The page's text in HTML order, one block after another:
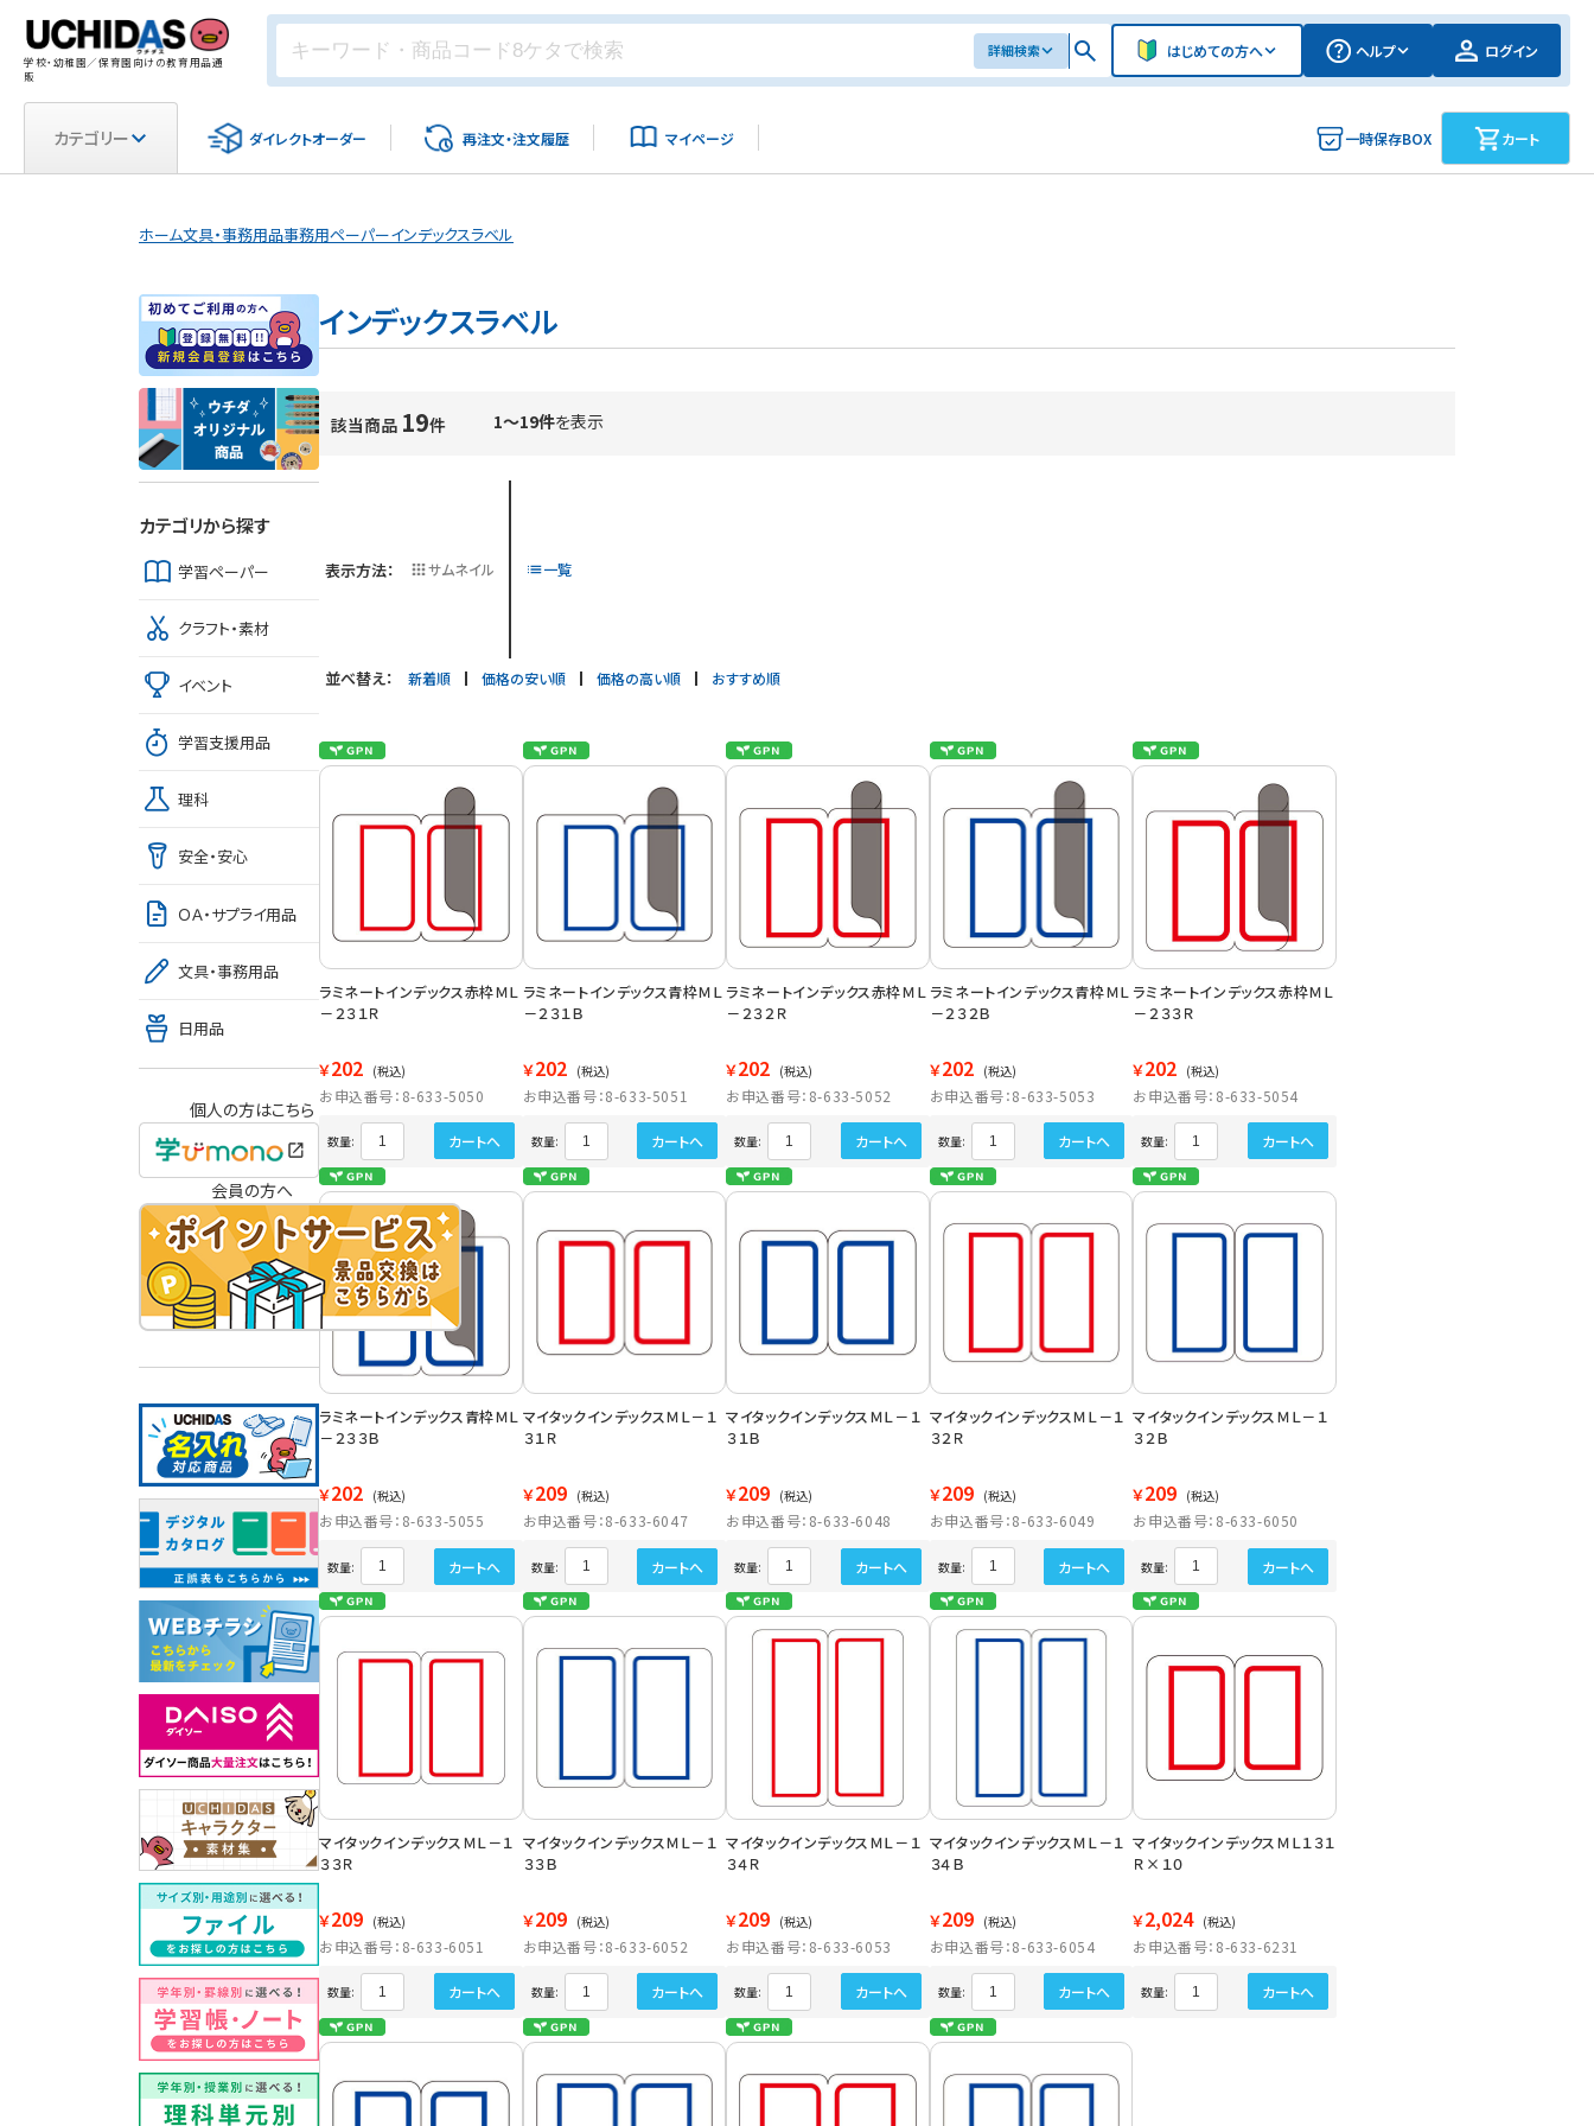
学校・幼稚園／保育園向けの教育用品通
販
詳細検索 はじめての方へ ヘルプ ログイン
カテゴリー ダイレクトオーダー 再注文・注文履歴 マイページ 一時保存BOX カート
ホーム文具・事務用品事務用ペーパーインデックスラベル
インデックスラベル
該当商品 19件 1～19件を表示
表示方法： サムネイル 一覧
並べ替え： 新着順 価格の安い順 価格の高い順 おすすめ順
ラミネートインデックス赤枠ＭＬ
－２３１Ｒ
￥202 (税込)
お申込番号：8-633-5050
数量: カートへ
ラミネートインデックス青枠ＭＬ
－２３１Ｂ
￥202 (税込)
お申込番号：8-633-5051
数量: カートへ
ラミネートインデックス赤枠ＭＬ
－２３２Ｒ
￥202 (税込)
お申込番号：8-633-5052
数量: カートへ
ラミネートインデックス青枠ＭＬ
－２３２Ｂ
￥202 (税込)
お申込番号：8-633-5053
数量: カートへ
ラミネートインデックス赤枠ＭＬ
－２３３Ｒ
￥202 (税込)
お申込番号：8-633-5054
数量: カートへ
ラミネートインデックス青枠ＭＬ
－２３３Ｂ
￥202 (税込)
お申込番号：8-633-5055
数量: カートへ
マイタックインデックスＭＬ－１
３１Ｒ
￥209 (税込)
お申込番号：8-633-6047
数量: カートへ
マイタックインデックスＭＬ－１
３１Ｂ
￥209 (税込)
お申込番号：8-633-6048
数量: カートへ
マイタックインデックスＭＬ－１
３２Ｒ
￥209 (税込)
お申込番号：8-633-6049
数量: カートへ
マイタックインデックスＭＬ－１
３２Ｂ
￥209 (税込)
お申込番号：8-633-6050
数量: カートへ
マイタックインデックスＭＬ－１
３３Ｒ
￥209 (税込)
お申込番号：8-633-6051
数量: カートへ
マイタックインデックスＭＬ－１
３３Ｂ
￥209 (税込)
お申込番号：8-633-6052
数量: カートへ
マイタックインデックスＭＬ－１
３４Ｒ
￥209 (税込)
お申込番号：8-633-6053
数量: カートへ
マイタックインデックスＭＬ－１
３４Ｂ
￥209 (税込)
お申込番号：8-633-6054
数量: カートへ
マイタックインデックスＭＬ１３１
Ｒ×１０
￥2,024 (税込)
お申込番号：8-633-6231
数量: カートへ
カテゴリから探す
学習ペーパー
クラフト・素材
イベント
学習支援用品
理科
安全・安心
ＯＡ・サプライ用品
文具・事務用品
日用品
個人の方はこちら
会員の方へ